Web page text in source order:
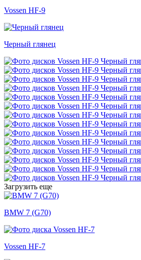
Vossen HF-9
Черный глянец
Загрузить еще
BMW 7 (G70)
Vossen HF-7